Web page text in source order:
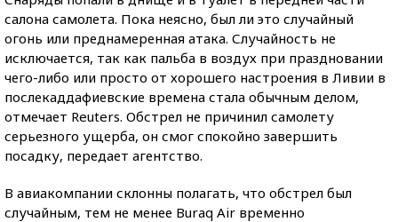
салона самолета. Пока неясно, был ли это случайный
огонь или преднамеренная атака. Случайность не
исключается, так как пальба в воздух при праздновании
чего-либо или просто от хорошего настроения в Ливии в
послекаддафиевские времена стала обычным делом,
отмечает Reuters. Обстрел не причинил самолету
серьезного ущерба, он смог спокойно завершить
посадку, передает агентство.
В авиакомпании склонны полагать, что обстрел был
случайным, тем не менее Buraq Air временно